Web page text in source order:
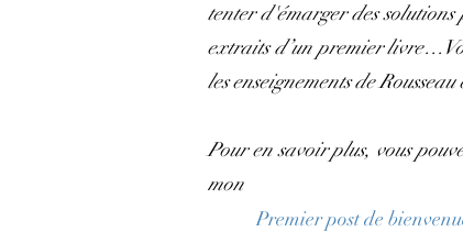
tenter d'émarger des
extraits d’un premier
les enseignements de
Pour en savoir plus, vous
mon
Premier post de